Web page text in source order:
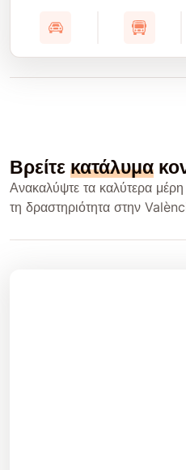
Βρείτε κατάλυμα
Ανακαλύψτε τα καλύτερα
τη δραστηριότητα στην